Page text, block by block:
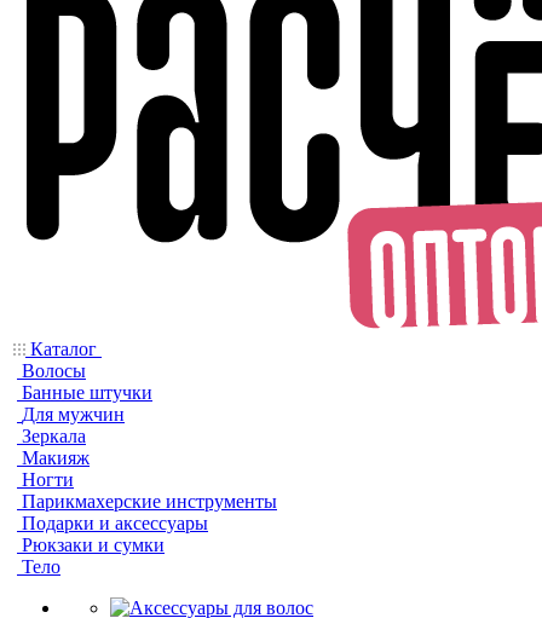
Каталог
Волосы
Банные штучки
Для мужчин
Зеркала
Макияж
Ногти
Парикмахерские инструменты
Подарки и аксессуары
Рюкзаки и сумки
Тело